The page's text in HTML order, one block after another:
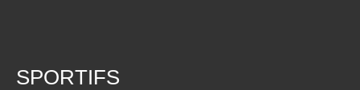
SPORTIFS